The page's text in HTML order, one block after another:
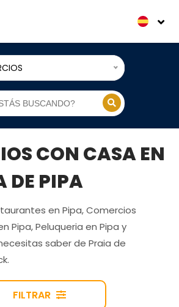
CON CASA EN
DE PIPA
en Pipa, Comercios
Pipa, Peluqueria en Pipa y
saber de Praia de
FILTRAR